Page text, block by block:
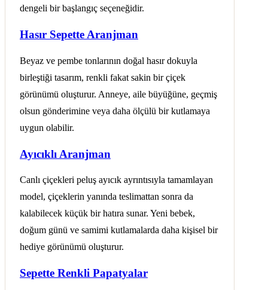
dengeli bir başlangıç seçeneğidir.
Hasır Sepette Aranjman
Beyaz ve pembe tonlarının doğal hasır dokuyla
birleştiği tasarım, renkli fakat sakin bir çiçek
görünümü oluşturur. Anneye, aile büyüğüne, geçmiş
olsun gönderimine veya daha ölçülü bir kutlamaya
uygun olabilir.
Ayıcıklı Aranjman
Canlı çiçekleri peluş ayıcık ayrıntısıyla tamamlayan
model, çiçeklerin yanında teslimattan sonra da
kalabilecek küçük bir hatıra sunar. Yeni bebek,
doğum günü ve samimi kutlamalarda daha kişisel bir
hediye görünümü oluşturur.
Sepette Renkli Papatyalar